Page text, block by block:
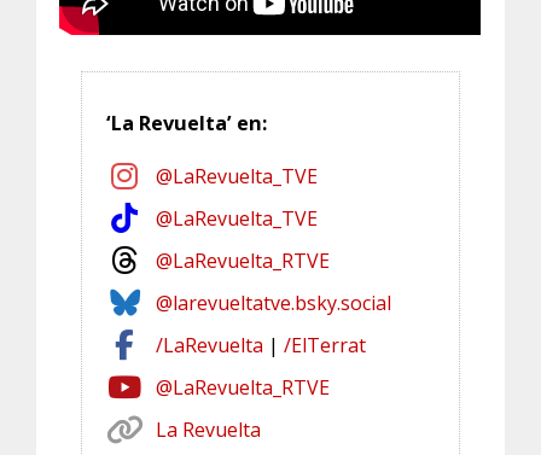
‘La Revuelta’ en:
@LaRevuelta_TVE
@LaRevuelta_TVE
@LaRevuelta_RTVE
@larevueltatve.bsky.social
/LaRevuelta | /ElTerrat
@LaRevuelta_RTVE
La Revuelta